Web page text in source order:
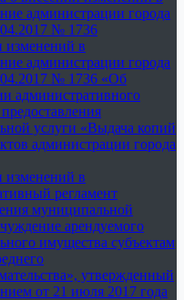
администрации города
№ 1736
изменений в
администрации города
№ 1736 «Об
административного
услуги «Выдача копий
администрации города
изменений в
регламент
муниципальной
арендуемого
имущества субъектам
утвержденный
от 21 июля 2017 года